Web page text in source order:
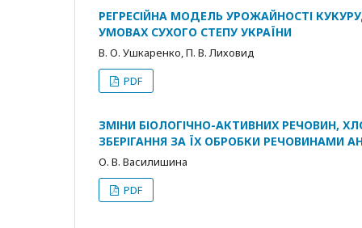
РЕГРЕСІЙНА МОДЕЛЬ УРОЖАЙНОСТІ
УМОВАХ СУХОГО СТЕПУ УКРАЇНИ
В. О. Ушкаренко, П. В. Лиховид
PDF
ЗМІНИ БІОЛОГІЧНО-АКТИВНИХ РЕЧОВИН,
ЗБЕРІГАННЯ ЗА ЇХ ОБРОБКИ РЕЧОВИНАМИ
О. В. Василишина
PDF